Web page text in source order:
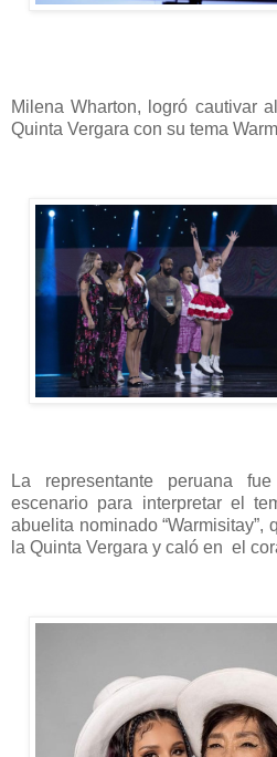
Milena Wharton, logró cautivar
Quinta Vergara con su tema
La representante peruana
escenario para interpretar el
abuelita nominado “Warmisitay”,
la Quinta Vergara y caló en el